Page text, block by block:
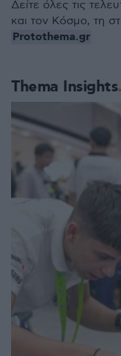
Thema Insights
Δείτε όλες τις
και τον Κόσμο, τη
Protothema.gr